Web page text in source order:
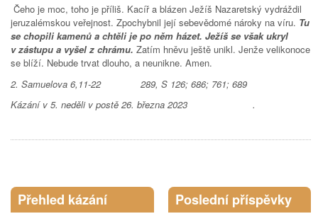
Čeho je moc, toho je příliš. Kacíř a blázen Ježíš Nazaretský vydráždil
jeruzalémskou veřejnost. Zpochybnil její sebevědomé nároky na víru. Tu
se chopili kamenů a chtěli je po něm házet. Ježíš se však ukryl
v zástupu a vyšel z chrámu. Zatím hněvu ještě unikl. Jenže velikonoce
se blíží. Nebude trvat dlouho, a neunikne. Amen.
2. Samuelova 6,11-22 289, S 126; 686; 761; 689
Kázání v 5. neděli v postě 26. března 2023 .
Přehled kázání Poslední příspěvky